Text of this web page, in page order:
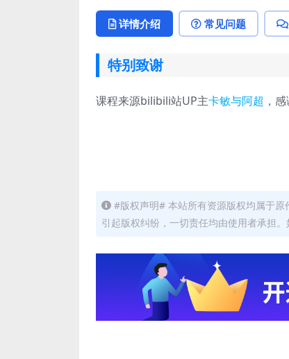
详情介绍 常见问题
特别致谢
课程来源bilibili站UP主卡敏与阿超 ，
#版权声明# 本站所有资源版权均属于
引起版权纠纷，一切责任均由使用者承担